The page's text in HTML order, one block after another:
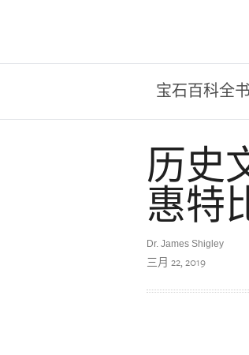
宝石百科全书
历史
惠特
Dr. James Shigley
三月 22, 2019